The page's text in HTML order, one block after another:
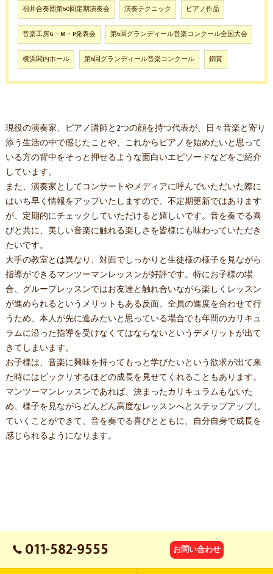
福井合奏団第60回定期演奏会 演奏テクニック ピアノ作品
音楽工房G・M・P発表会 第6回グランディール音楽コンクール全国大会
横浜関内ホール 第6回グランディール音楽コンクール 銅賞
現役の演奏家、ピアノ講師と2つの顔を持つ代表が、日々音楽と寄り
添う生活の中で感じたことや、これからピアノを始めたいと思って
いる方の背中をそっと押せるような面白いエピソードなどをご紹介
しています。
また、演奏家としてコンサートやメディアに呼んでいただいた際に
はいち早く情報をアップいたしますので、不定期更新ではあります
が、定期的にチェックしていただけると嬉しいです。音を奏でる喜
びと共に、美しい音楽に触れる楽しさを皆様にも味わっていただき
たいです。
大手の教室とは異なり、対面でしっかりと生徒様の様子を見ながら
指導ができるマンツーマンレッスンが好評です。特にお子様の場
合、グループレッスンではお友達と触れ合いながら楽しくレッスン
が進められるというメリットもある反面、全員の進度を合わせて行
うため、本人が先に進みたいと思っている場合でも年間のカリキュ
ラムに沿った指導を受けなくてはならないというデメリットが出て
きてしまいます。
お子様は、音楽に興味を持ってもっと学びたいという欲求が出て来
た時にはビックリするほどの成長を見せてくれることもあります。
マンツーマンレッスンであれば、決まったカリキュラムもないた
め、様子を見ながらどんどん高度なレッスンへとステップアップし
ていくことができて、音を奏でる喜びとともに、自分自身で成長を
感じられるようになります。
011-582-9555 お問い合わせ